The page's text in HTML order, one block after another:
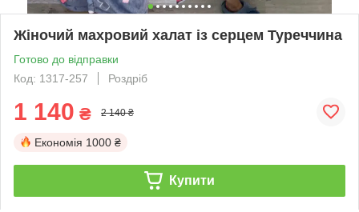
Жіночий махровий халат із серцем Туреччина
Готово до відправки
Код: 1317-257
Роздріб
1 140 ₴ 2 140 ₴
Економія 1000 ₴
Купити